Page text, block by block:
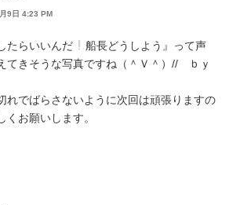
9日 4:23 PM
たらいいんだ
船長どうしよう』って声
てきそうな写真ですね（＾Ｖ＾）// ｂｙ
れでばらさないように次回は頑張りますの
くお願いします。